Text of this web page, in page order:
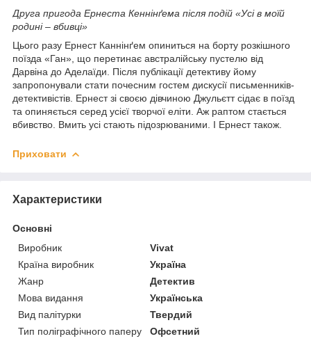
Друга пригода Ернеста Кеннінґема після подій «Усі в моїй
родині – вбивці»
Цього разу Ернест Каннінґем опиниться на борту розкішного
поїзда «Ган», що перетинає австралійську пустелю від
Дарвіна до Аделаїди. Після публікації детективу йому
запропонували стати почесним гостем дискусії письменників-
детективістів. Ернест зі своєю дівчиною Джульєтт сідає в поїзд
та опиняється серед усієї творчої еліти. Аж раптом стається
вбивство. Вмить усі стають підозрюваними. І Ернест також.
Приховати
Характеристики
Основні
Виробник
Vivat
Країна виробник
Україна
Жанр
Детектив
Мова видання
Українська
Вид палітурки
Твердий
Тип поліграфічного паперу
Офсетний